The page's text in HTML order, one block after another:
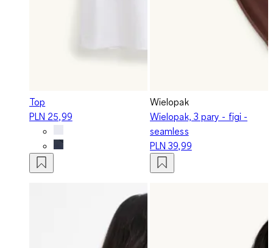
Top
PLN 25,99
Wielopak
Wielopak, 3 pary - figi -
seamless
PLN 39,99